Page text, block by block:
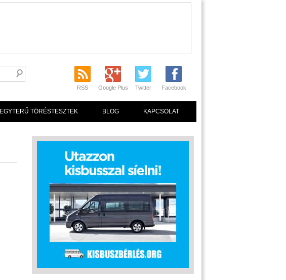
RSS Google Plus Twitter Facebook
EGYTERŰ TÖRÉSTESZTEK BLOG KAPCSOLAT